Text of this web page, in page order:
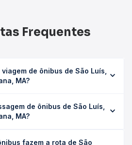
Frequentes
de ônibus de São Luís,
MA?
podendo variar conforme a
(convencional, executivo ou
de ônibus de São Luís,
MA?
custa em média R$ 60,00 e varia
fazem a rota de São